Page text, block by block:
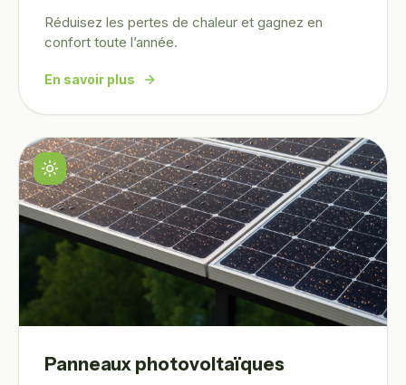
Réduisez les pertes de chaleur et gagnez en
confort toute l’année.
En savoir plus
Panneaux photovoltaïques